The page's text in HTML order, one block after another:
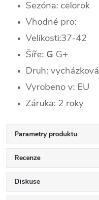
Sezóna: celorok
Vhodné pro:
Velikosti:37-42
Šíře: G G+
Druh: vycházková
Vyrobeno v: EU
Záruka: 2 roky
Parametry produktu
Recenze
Diskuse